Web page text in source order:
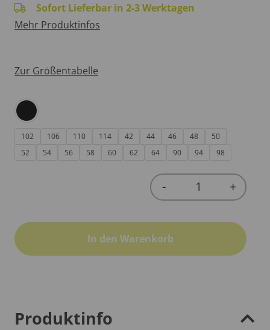
Sofort Lieferbar in 2-3 Werktagen
Mehr Produktinfos
Zur Größentabelle
102 106 110 114 42 44 46 48
50
52
54 56 58 60 62 64 90 94 98
Quantity
- +
In den Warenkorb
Produktinfo